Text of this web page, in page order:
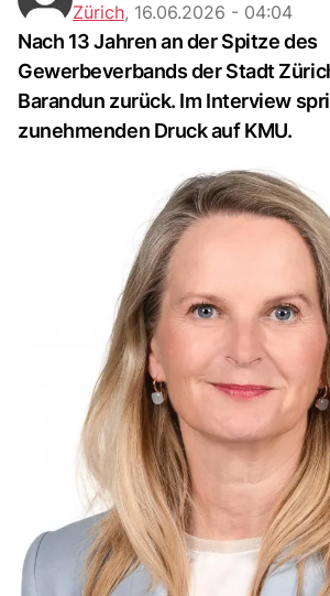
Zürich, 16.06.2026 - 04:04
Nach 13 Jahren an der Spitze des
Gewerbeverbands der Stadt
Barandun zurück. Im Interview
zunehmenden Druck auf KMU.